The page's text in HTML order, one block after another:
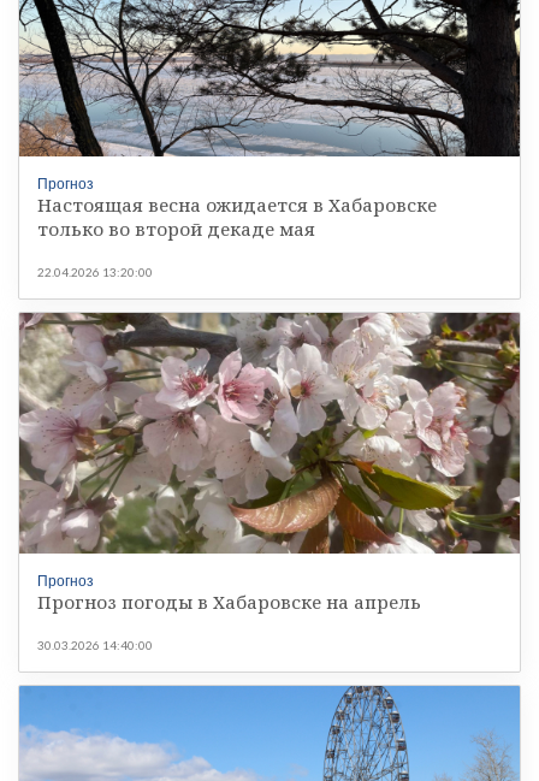
Прогноз
Настоящая весна ожидается в Хабаровске
только во второй декаде мая
22.04.2026 13:20:00
Прогноз
Прогноз погоды в Хабаровске на апрель
30.03.2026 14:40:00